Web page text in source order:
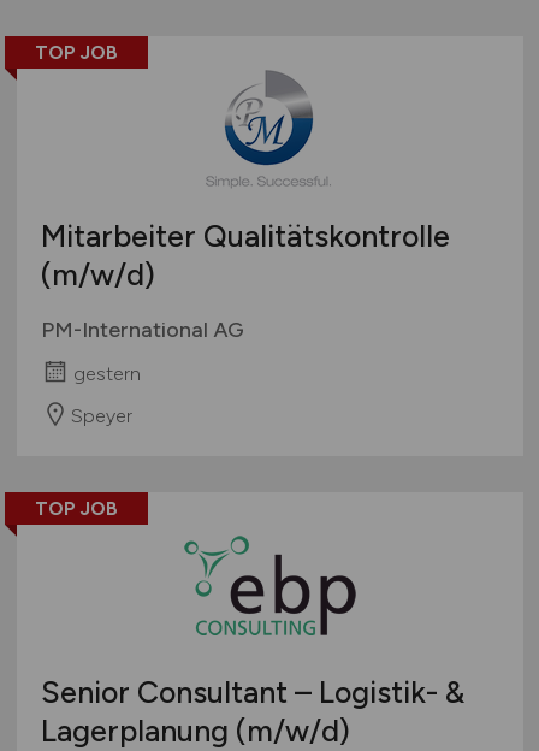
TOP JOB
Mitarbeiter Qualitätskontrolle
(m/w/d)
PM-International AG
gestern
Speyer
TOP JOB
Senior Consultant – Logistik- &
Lagerplanung (m/w/d)